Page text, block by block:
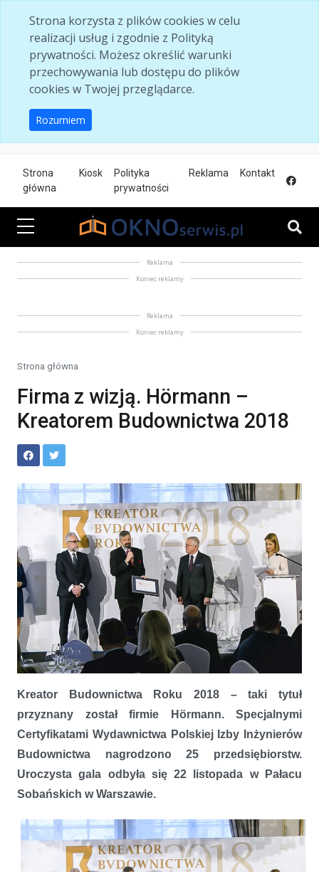
Strona korzysta z plików cookies w celu
realizacji usług i zgodnie z Polityką
prywatności. Możesz określić warunki
przechowywania lub dostępu do plików
cookies w Twojej przeglądarce.
Rozumiem
Strona
główna
Kiosk
Polityka
prywatności
Reklama Kontakt
Reklama
Koniec reklamy
Reklama
Koniec reklamy
Strona główna
Firma z wizją. Hörmann –
Kreatorem Budownictwa 2018
Kreator Budownictwa Roku 2018 – taki tytuł
przyznany został firmie Hörmann. Specjalnymi
Certyfikatami Wydawnictwa Polskiej Izby Inżynierów
Budownictwa nagrodzono 25 przedsiębiorstw.
Uroczysta gala odbyła się22 listopada w Pałacu
Sobańskich w Warszawie.